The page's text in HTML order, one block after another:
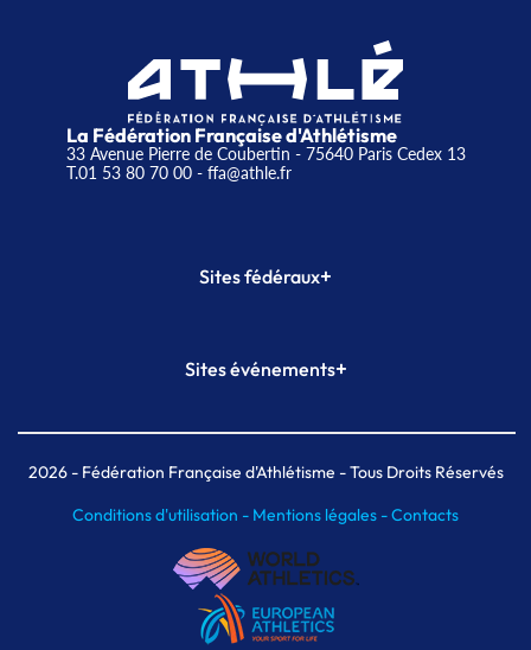
La Fédération Française d'Athlétisme
33 Avenue Pierre de Coubertin - 75640 Paris Cedex 13
T.01 53 80 70 00- ffa@athle.fr
Sites fédéraux+
Plateforme Formation
Sites événements+
Meeting de Paris indoor
MAIF Ekiden de Paris
2026- Fédération Française d'Athlétisme - Tous Droits Réservés
Conditions d'utilisation - Mentions légales -Contacts